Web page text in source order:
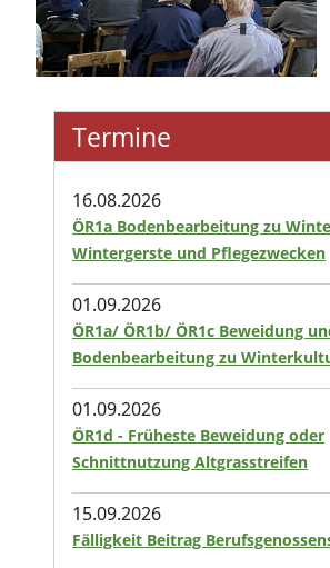
Termine
16.08.2026
ÖR1a Bodenbearbeitung zu
Wintergerste und Pflegezwecken
01.09.2026
ÖR1a/ ÖR1b/ ÖR1c Beweidung
Bodenbearbeitung zu
01.09.2026
ÖR1d - Früheste Beweidung oder
Schnittnutzung Altgrasstreifen
15.09.2026
Fälligkeit Beitrag